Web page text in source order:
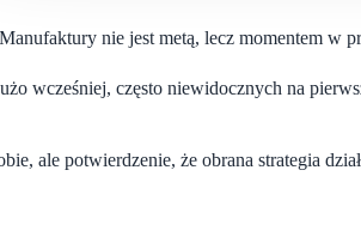
nie jest metą, lecz momentem w
wcześniej, często niewidocznych na
ale potwierdzenie, że obrana strategia